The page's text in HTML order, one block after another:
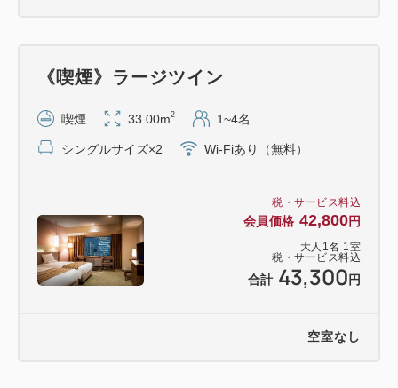
税・サービス料込
会員価格 42,800円
大人 1 名 1 室
税・サービス料込
合計 43,300 円
《喫煙》ラージツイン
喫煙 33.00m2 1~4名
シングルサイズ×2 Wi-Fiあり（無料）
空室なし